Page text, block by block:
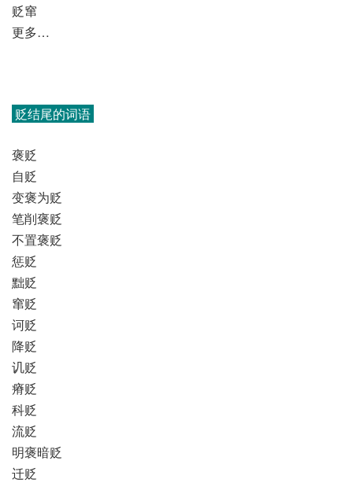
贬窜
更多…
贬结尾的词语
褒贬
自贬
变褒为贬
笔削褒贬
不置褒贬
惩贬
黜贬
窜贬
诃贬
降贬
讥贬
瘠贬
科贬
流贬
明褒暗贬
迁贬